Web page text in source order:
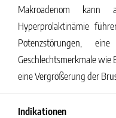
Makroadenom
Hyperprolaktinämie
Potenzstörungen,
Geschlechtsmerkmale wie
eine Vergrößerung der
Indikationen